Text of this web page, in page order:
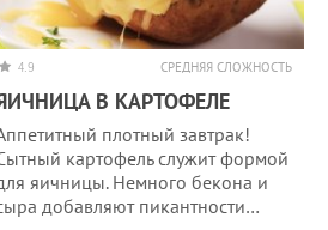
4.9 СРЕДНЯЯ СЛОЖНОСТЬ
В КАРТОФЕЛЕ
плотный завтрак!
картофель служит формой
яичницы. Немного бекона и
добавляют пикантности…